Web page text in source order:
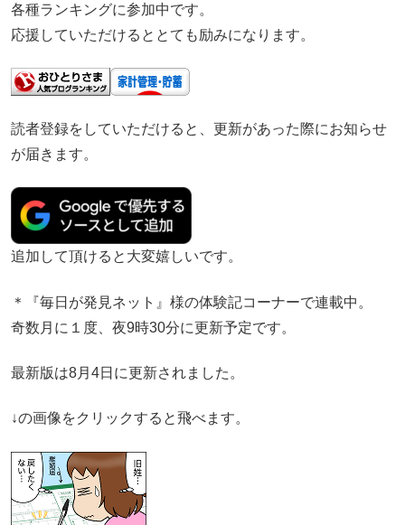
各種ランキングに参加中です。
応援していただけるととても励みになります。
読者登録をしていただけると、更新があった際にお知らせ
が届きます。
追加して頂けると大変嬉しいです。
＊『毎日が発見ネット』様の体験記コーナーで連載中。
奇数月に１度、夜9時30分に更新予定です。
最新版は8月4日に更新されました。
↓の画像をクリックすると飛べます。